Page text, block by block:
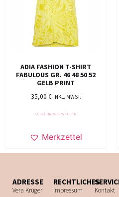
ADIA FASHION T-SHIRT
FABULOUS GR. 46 48 50 52
GELB PRINT
35,00 € INKL. MWST.
AUSFÜHRUNG WÄHLEN
Merkzettel
ADRESSE
Vera Krüger
RECHTLICHES
Impressum
Kontakt